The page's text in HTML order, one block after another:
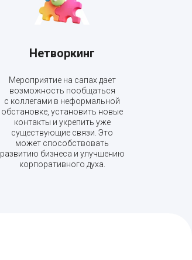
Нетворкинг
Мероприятие на сапах дает
возможность пообщаться
с коллегами в неформальной
обстановке, установить новые
контакты и укрепить уже
существующие связи. Это
может способствовать
развитию бизнеса и улучшению
корпоративного духа.